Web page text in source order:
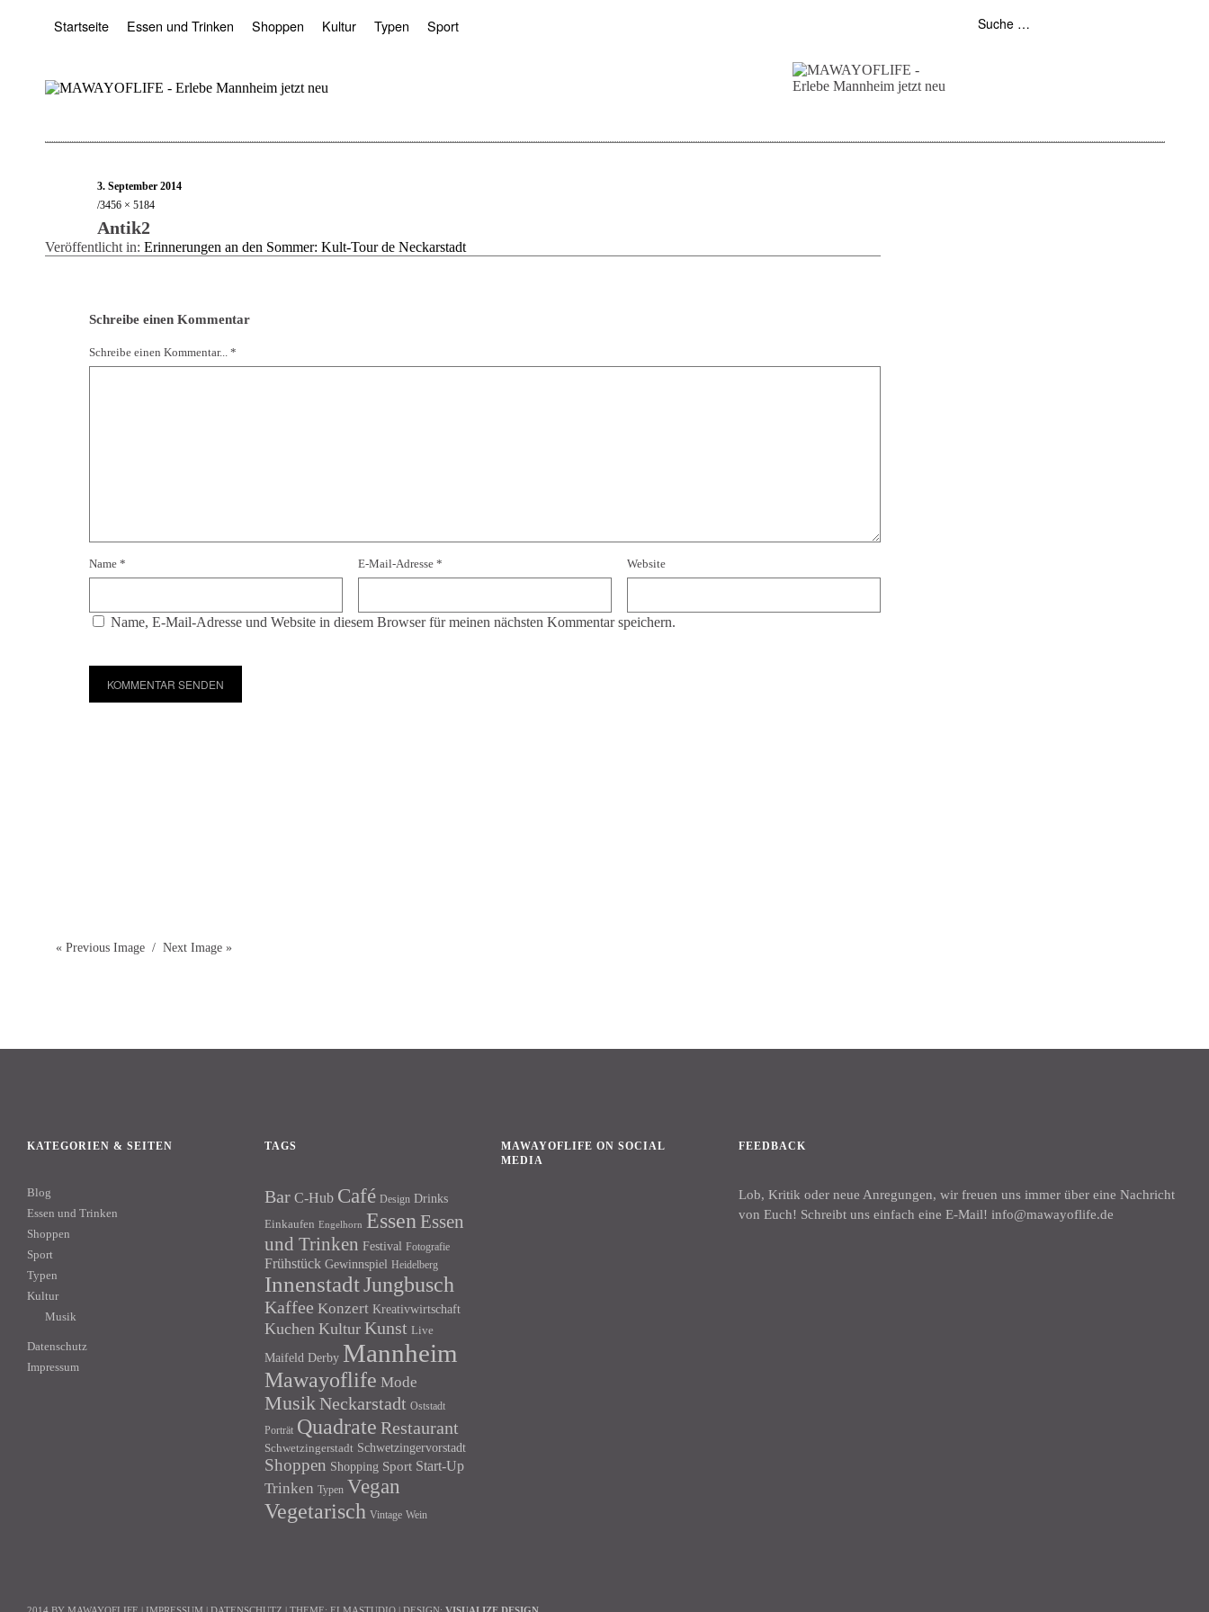
Startseite Essen und Trinken Shoppen Kultur Typen Sport
3. September 2014
3456 × 5184
Antik2
Veröffentlicht in: Erinnerungen an den Sommer: Kult-Tour de Neckarstadt
Schreibe einen Kommentar
Schreibe einen Kommentar... *
Name* E-Mail-Adresse* Website
Name, E-Mail-Adresse und Website in diesem Browser für meinen nächsten Kommentar speichern.
« Previous Image Next Image »
KATEGORIEN & SEITEN
Blog
Essen und Trinken
Shoppen
Sport
Typen
Kultur
Musik
Datenschutz
Impressum
TAGS
Bar C-Hub Café Design Drinks
Einkaufen Engelhorn Essen Essen
und Trinken Festival Fotografie
Frühstück Gewinnspiel Heidelberg
InnenstadtJungbusch
Kaffee Konzert Kreativwirtschaft
Kuchen Kultur Kunst Live
Maifeld Derby Mannheim
Mawayoflife Mode
MusikNeckarstadt Oststadt
Porträt Quadrate Restaurant
Schwetzingerstadt Schwetzingervorstadt
Shoppen Shopping Sport Start-Up
Trinken Typen Vegan
Vegetarisch Vintage Wein
MAWAYOFLIFE ON SOCIAL
MEDIA
FEEDBACK
Lob, Kritik oder neue Anregungen, wir freuen uns immer über eine Nachricht
von Euch! Schreibt uns einfach eine E-Mail! info@mawayoflife.de